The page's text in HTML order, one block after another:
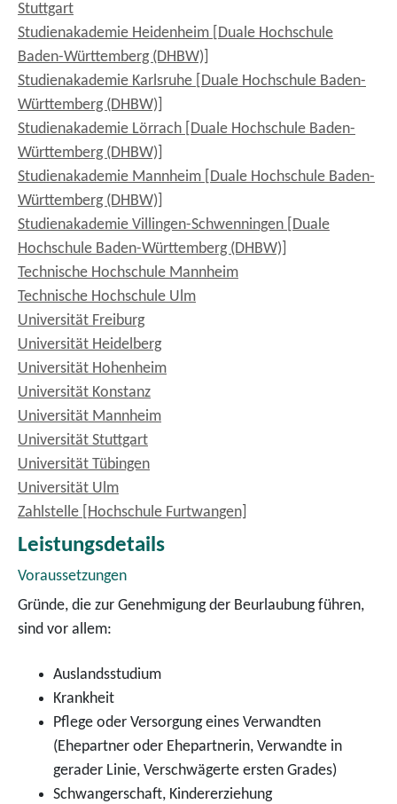
Stuttgart
Studienakademie Heidenheim [Duale Hochschule
Baden-Württemberg (DHBW)]
Studienakademie Karlsruhe [Duale Hochschule Baden-
Württemberg (DHBW)]
Studienakademie Lörrach [Duale Hochschule Baden-
Württemberg (DHBW)]
Studienakademie Mannheim [Duale Hochschule Baden-
Württemberg (DHBW)]
Studienakademie Villingen-Schwenningen [Duale
Hochschule Baden-Württemberg (DHBW)]
Technische Hochschule Mannheim
Technische Hochschule Ulm
Universität Freiburg
Universität Heidelberg
Universität Hohenheim
Universität Konstanz
Universität Mannheim
Universität Stuttgart
Universität Tübingen
Universität Ulm
Zahlstelle [Hochschule Furtwangen]
Leistungsdetails
Voraussetzungen
Gründe, die zur Genehmigung der Beurlaubung führen,
sind vor allem:
Auslandsstudium
Krankheit
Pflege oder Versorgung eines Verwandten
(Ehepartner oder Ehepartnerin, Verwandte in
gerader Linie, Verschwägerte ersten Grades)
Schwangerschaft, Kindererziehung